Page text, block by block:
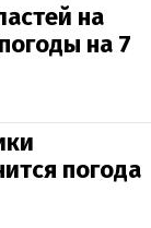
на
на 7
погода